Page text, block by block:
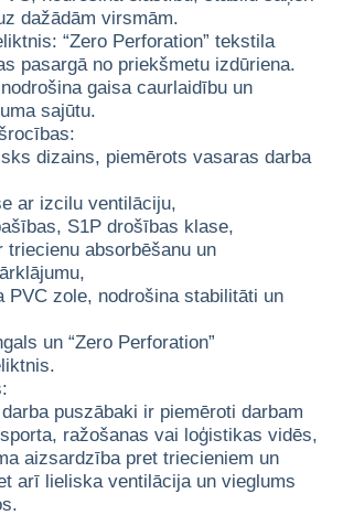
dažādām virsmām.
“Zero Perforation” tekstila
pasargā no priekšmetu izdūriena.
gaisa caurlaidību un
sajūtu.
dizains, piemērots vasaras darba
ar izcilu ventilāciju,
S1P drošības klase,
triecienu absorbēšanu un
PVC zole, nodrošina stabilitāti un
un “Zero Perforation”
puszābaki ir piemēroti darbam
ražošanas vai loģistikas vidēs,
aizsardzība pret triecieniem un
arī lieliska ventilācija un vieglums